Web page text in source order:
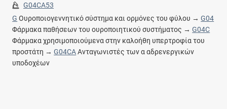
G04CA53
G Ουροποιογεννητικό σύστημα και ορμόνες του φύλου →G04
Φάρμακα παθήσεων του ουροποιητικού συστήματος →G04C
Φάρμακα χρησιμοποιούμενα στην καλοήθη υπερτροφία του
προστάτη →G04CAΑνταγωνιστές των α αδρενεργικών
υποδοχέων